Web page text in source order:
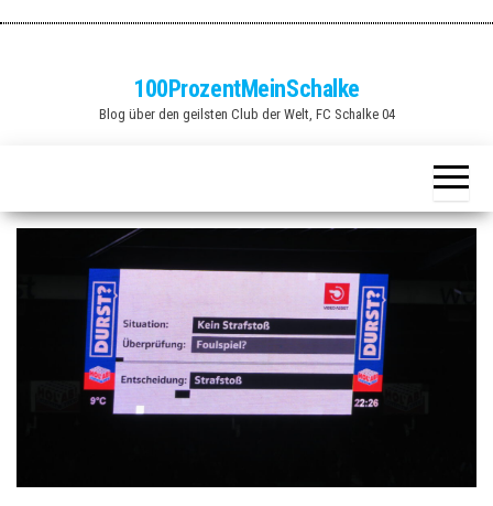
100ProzentMeinSchalke
Blog über den geilsten Club der Welt, FC Schalke 04